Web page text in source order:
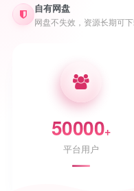
自有网盘
网盘不失效，资源长期可
50000+
平台用户